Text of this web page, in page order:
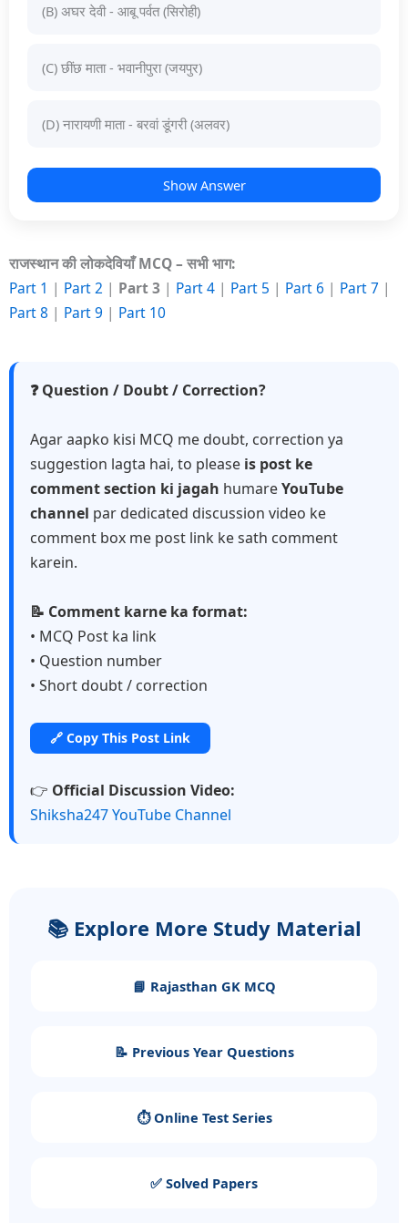
(B) अघर देवी - आबू पर्वत (सिरोही)
(C) छींछ माता - भवानीपुरा (जयपुर)
(D) नारायणी माता - बरवां डूंगरी (अलवर)
Show Answer
राजस्थान की लोकदेवियाँ MCQ – सभी भाग:
Part 1 | Part 2 | Part 3 | Part 4 | Part 5 | Part 6 | Part 7 |
Part 8 | Part 9 | Part 10
❓ Question / Doubt / Correction?
Agar aapko kisi MCQ me doubt, correction ya
suggestion lagta hai, to please is post ke
comment section ki jagah humareYouTube
channel par dedicated discussion video ke
comment box me post link ke sath comment
karein.
📝 Comment karne ka format:
• MCQ Post ka link
• Question number
• Short doubt / correction
🔗 Copy This Post Link
👉 Official Discussion Video:
Shiksha247 YouTube Channel
📚 Explore More Study Material
📘 Rajasthan GK MCQ
📝 Previous Year Questions
⏱️ Online Test Series
✅ Solved Papers